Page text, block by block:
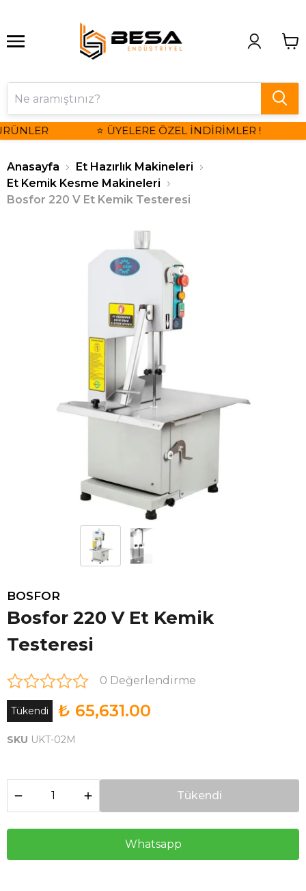
⭐ ÜYELERE ÖZEL İNDİRİMLER !
Anasayfa
Et Hazırlık Makineleri
Et Kemik Kesme Makineleri
Bosfor 220 V Et Kemik Testeresi
BOSFOR
Bosfor 220 V Et Kemik
Testeresi
0 Değerlendirme
Tükendi ₺ 65,631.00
SKU UKT-02M
Tükendi
Whatsapp